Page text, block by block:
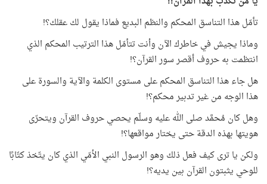
تأمّل هذا التناسق المحكم والنظم البديع فماذا يقول لك عقلك؟!
وماذا يجيش في خاطرك الآن وأنت تتأمّل هذا الترتيب المحكم الذي
انتظمت به حروف أقصر سور القرآن؟!
هل جاء هذا التناسق المحكم على مستوى الكلمة والآية والسورة على
هذا الوجه من غير تدبير محكم؟!
وهل كان مُحمَّد صلى الله عليه وسلّم يحصي حروف القرآن ويتحرّى
هويتها بهذه الدقة حتى يختار مواقعها؟!
ولكن يا ترى كيف فعل ذلك وهو الرسول النبي الأمّي الذي كان يتّخذ كتّابًا
للوحي يثبتون القرآن بين يديه؟!